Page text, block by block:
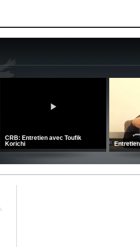
CRB: Entretien avec Toufik
Korichi